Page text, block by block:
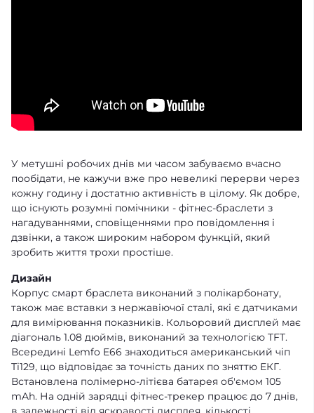
У метушні робочих днів ми часом забуваємо вчасно
пообідати, не кажучи вже про невеликі перерви через
кожну годину і достатню активність в цілому. Як добре,
що існують розумні помічники - фітнес-браслети з
нагадуваннями, сповіщеннями про повідомлення і
дзвінки, а також широким набором функцій, який
зробить життя трохи простіше.
Дизайн
Корпус смарт браслета виконаний з полікарбонату,
також має вставки з нержавіючої сталі, які є датчиками
для вимірювання показників. Кольоровий дисплей має
діагональ 1.08 дюймів, виконаний за технологією TFT.
Всередині Lemfo E66 знаходиться американський чіп
Ti129, що відповідає за точність даних по зняттю ЕКГ.
Встановлена полімерно-літієва батарея об'ємом 105
mAh. На одній зарядці фітнес-трекер працює до 7 днів,